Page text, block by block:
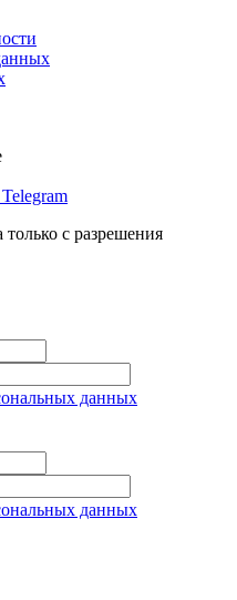
с разрешения
данных
данных